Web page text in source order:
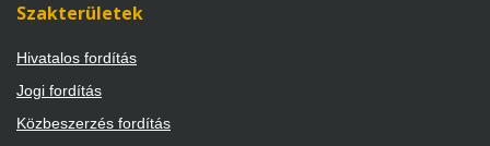
Szakterületek
Hivatalos fordítás
Jogi fordítás
Közbeszerzés fordítás